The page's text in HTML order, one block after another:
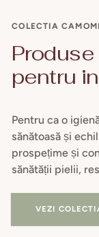
COLECTIA
pentru
Pentru ca o
sănătoasă și
prospețime și
sănătății pielii,
VEZI